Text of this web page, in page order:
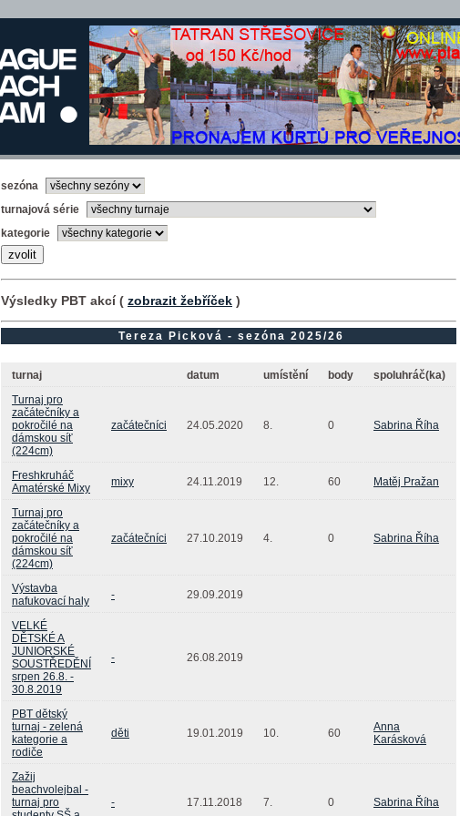
sezóna
turnajová série
kategorie
Výsledky PBT akcí ( zobrazit žebříček )
Tereza Picková - sezóna 2025/26
turnaj datum umístění body
spoluhráč(ka)
Turnaj pro
začátečníky a
pokročilé na
dámskou síť
(224cm)
začátečníci 24.05.2020 8. 0 Sabrina Říha
Freshkruháč
Amatérské Mixy
mixy 24.11.2019 12. 60 Matěj Pražan
Turnaj pro
začátečníky a
pokročilé na
dámskou síť
(224cm)
začátečníci 27.10.2019 4. 0 Sabrina Říha
Výstavba
nafukovací haly
- 29.09.2019
VELKÉ
DĚTSKÉ A
JUNIORSKÉ
SOUSTŘEDĚNÍ
srpen 26.8. -
30.8.2019
- 26.08.2019
PBT dětský
turnaj - zelená
kategorie a
rodiče
děti 19.01.2019 10. 60
Anna
Karásková
Zažij
beachvolejbal -
turnaj pro
- 17.11.2018 7. 0 Sabrina Říha